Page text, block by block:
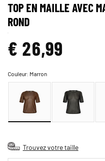
TOP EN MAILLE AVEC
ROND
€ 26,99
Couleur: Marron
Trouvez votre taille